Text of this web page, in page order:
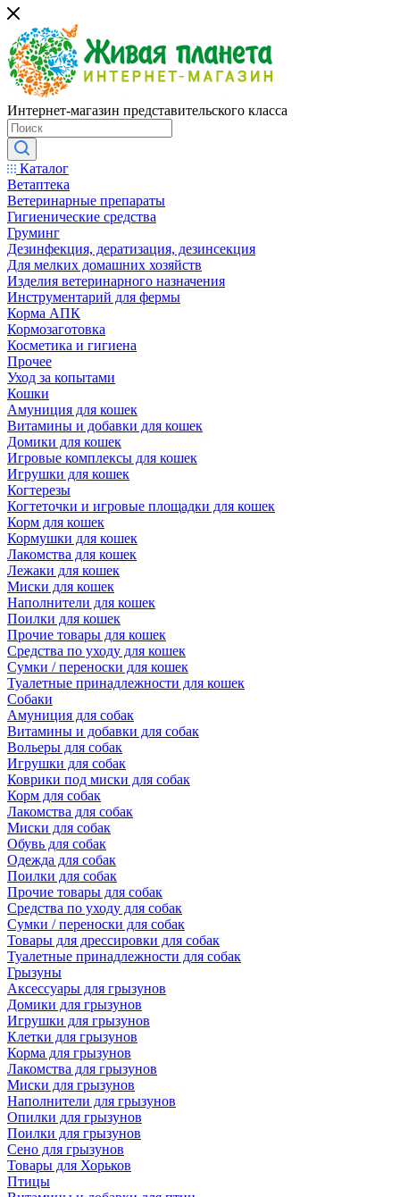
Интернет-магазин представительского класса
Каталог
Ветаптека
Ветеринарные препараты
Гигиенические средства
Груминг
Дезинфекция, дератизация, дезинсекция
Для мелких домашних хозяйств
Изделия ветеринарного назначения
Инструментарий для фермы
Корма АПК
Кормозаготовка
Косметика и гигиена
Прочее
Уход за копытами
Кошки
Амуниция для кошек
Витамины и добавки для кошек
Домики для кошек
Игровые комплексы для кошек
Игрушки для кошек
Когтерезы
Когтеточки и игровые площадки для кошек
Корм для кошек
Кормушки для кошек
Лакомства для кошек
Лежаки для кошек
Миски для кошек
Наполнители для кошек
Поилки для кошек
Прочие товары для кошек
Средства по уходу для кошек
Сумки / переноски для кошек
Туалетные принадлежности для кошек
Собаки
Амуниция для собак
Витамины и добавки для собак
Вольеры для собак
Игрушки для собак
Коврики под миски для собак
Корм для собак
Лакомства для собак
Миски для собак
Обувь для собак
Одежда для собак
Поилки для собак
Прочие товары для собак
Средства по уходу для собак
Сумки / переноски для собак
Товары для дрессировки для собак
Туалетные принадлежности для собак
Грызуны
Аксессуары для грызунов
Домики для грызунов
Игрушки для грызунов
Клетки для грызунов
Корма для грызунов
Лакомства для грызунов
Миски для грызунов
Наполнители для грызунов
Опилки для грызунов
Поилки для грызунов
Сено для грызунов
Товары для Хорьков
Птицы